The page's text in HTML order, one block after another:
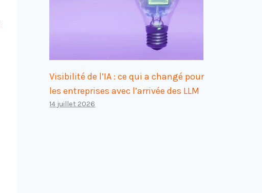
Visibilité de l’IA : ce qui a changé pour
les entreprises avec l’arrivée des LLM
14 juillet 2026